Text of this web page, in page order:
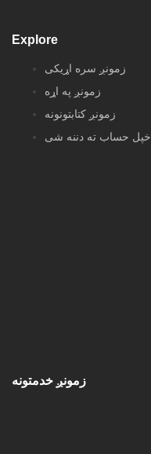
Explore
زمونږ سره اړیکی
زمونږ په اړه
زمونږ کتابتونونه
خپل حساب ته دننه شی
زمونږ خدمتونه